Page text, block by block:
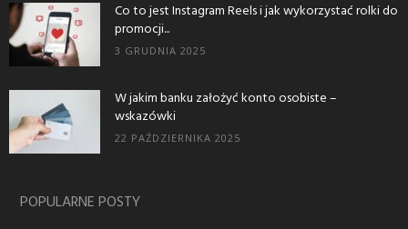
Co to jest Instagram Reels i jak wykorzystać rolki do
promocji...
3 GRUDNIA 2025
W jakim banku założyć konto osobiste –
wskazówki
22 PAŹDZIERNIKA 2025
POPULARNE POSTY